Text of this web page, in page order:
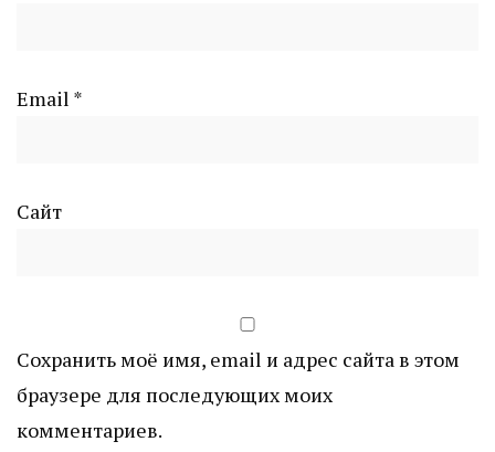
Email *
Сайт
Сохранить моё имя, email и адрес сайта в этом
браузере для последующих моих
комментариев.